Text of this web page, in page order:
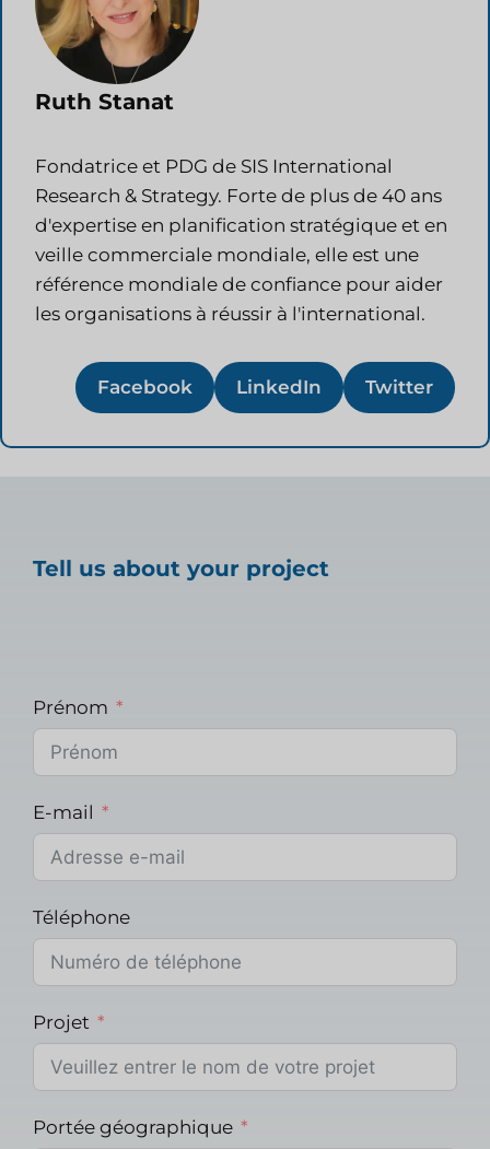
Ruth Stanat
Fondatrice et PDG de SIS International
Research & Strategy. Forte de plus de 40 ans
d'expertise en planification stratégique et en
veille commerciale mondiale, elle est une
référence mondiale de confiance pour aider
les organisations à réussir à l'international.
Facebook LinkedIn Twitter
Tell us about your project
Prénom
E-mail
Téléphone
Projet
Portée géographique